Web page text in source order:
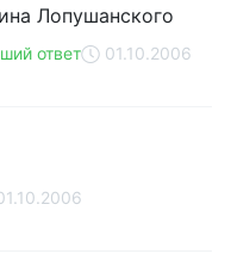
Лопушанского
ответ 01.10.2006